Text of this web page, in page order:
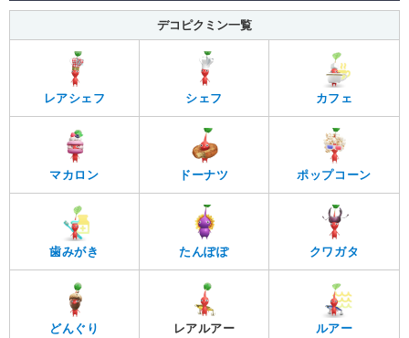
デコピクミン一覧
レアシェフ シェフ カフェ
マカロン ドーナツ ポップコーン
歯みがき たんぽぽ クワガタ
どんぐり レアルアー ルアー